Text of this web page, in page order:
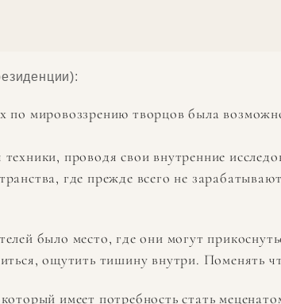
мировоззрению творцов была
проводя свои внутренние
где прежде всего не
было место, где они могут
ощутить тишину внутри. Поменять
имеет потребность стать